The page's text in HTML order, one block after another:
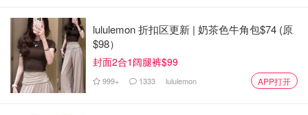
lululemon 折扣区更新 | 奶茶色牛角包$74 (原
$98）
封面2合1阔腿裤$99
999+ 1333 lululemon APP打开